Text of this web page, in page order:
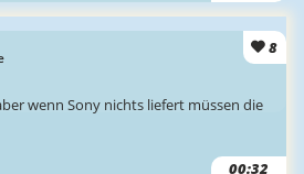
8
00:32
wenn Sony nichts liefert müssen die